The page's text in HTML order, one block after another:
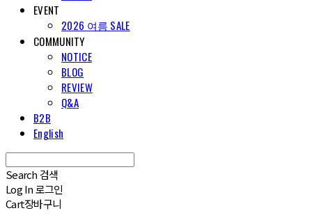
EVENT
2026 여름 SALE
COMMUNITY
NOTICE
BLOG
REVIEW
Q&A
B2B
English
Search 검색
Log In로그인
Cart장바구니